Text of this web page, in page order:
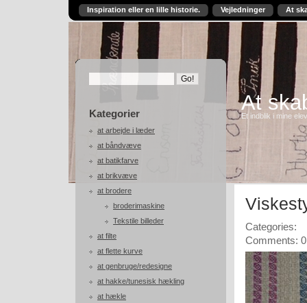
Inspiration eller en lille historie. Vejledninger At
Kategorier
at arbejde i læder
at båndvæve
at batikfarve
at brikvæve
at brodere
broderimaskine
Tekstile billeder
at filte
at flette kurve
at genbruge/redesigne
at hakke/tunesisk hækling
at hækle
At
Et indblik i mine
Categories:
Comments: 0